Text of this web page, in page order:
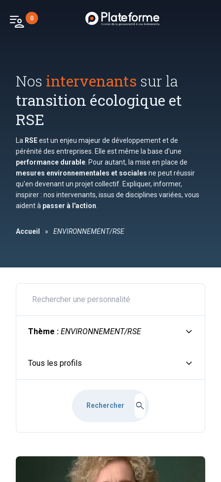
patient_list 0
Nos intervenants sur la
transition écologique et
RSE
La RSEest un enjeu majeur de développement et de
pérénité des entreprises. Elle est même la base d'une
performance durable . Pour autant, la mise en place de
mesures environnementales et sociales ne peut réussir
qu'en devenant un projet collectif. Expliquer, informer,
inspirer : nos intervenants, issus de disciplines variées, vous
aident à passer à l'action
Accueil » ENVIRONNEMENT/RSE
Thème : ENVIRONNEMENT/RSE expand_more
Tous les profils expand_more
Rechercher search